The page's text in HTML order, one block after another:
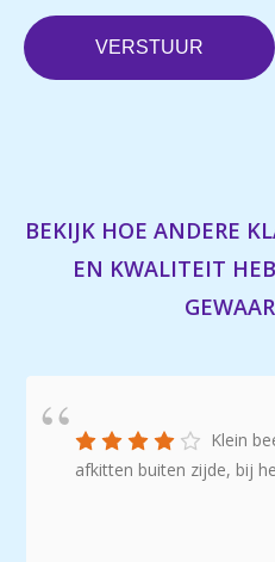
BEKIJK HOE ANDERE
EN KWALITEIT
Klein
afkitten buiten zijde, bij